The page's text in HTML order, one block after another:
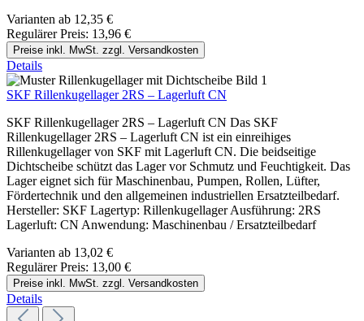
Varianten ab 12,35 €
Regulärer Preis: 13,96 €
Preise inkl. MwSt. zzgl. Versandkosten
Details
SKF Rillenkugellager 2RS – Lagerluft CN
SKF Rillenkugellager 2RS – Lagerluft CN Das SKF
Rillenkugellager 2RS – Lagerluft CN ist ein einreihiges
Rillenkugellager von SKF mit Lagerluft CN. Die beidseitige
Dichtscheibe schützt das Lager vor Schmutz und Feuchtigkeit. Das
Lager eignet sich für Maschinenbau, Pumpen, Rollen, Lüfter,
Fördertechnik und den allgemeinen industriellen Ersatzteilbedarf.
Hersteller: SKF Lagertyp: Rillenkugellager Ausführung: 2RS
Lagerluft: CN Anwendung: Maschinenbau / Ersatzteilbedarf
Varianten ab 13,02 €
Regulärer Preis: 13,00 €
Preise inkl. MwSt. zzgl. Versandkosten
Details